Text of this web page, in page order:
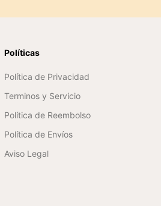
Políticas
Política de Privacidad
Terminos y Servicio
Política de Reembolso
Política de Envíos
Aviso Legal